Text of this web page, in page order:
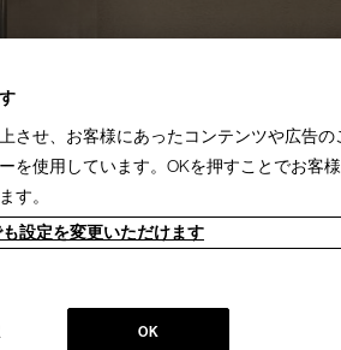
させ、お客様にあったコンテンツや広告の
を使用しています。OKを押すことでお客
す。
設定を変更いただけます
OK